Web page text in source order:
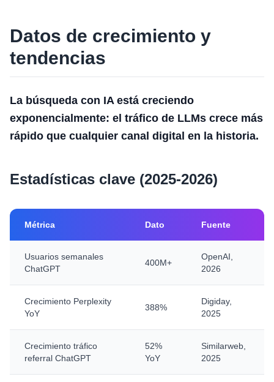
Datos de crecimiento y
tendencias
La búsqueda con IA está creciendo
exponencialmente: el tráfico de LLMs crece más
rápido que cualquier canal digital en la historia.
Estadísticas clave (2025-2026)
Métrica Dato Fuente
Usuarios semanales
ChatGPT
400M+
OpenAI,
2026
Crecimiento Perplexity
YoY
388%
Digiday,
2025
Crecimiento tráfico
referral ChatGPT
52%
YoY
Similarweb,
2025